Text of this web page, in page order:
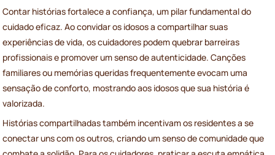
Contar histórias fortalece a confiança, um pilar fundamental do
cuidado eficaz. Ao convidar os idosos a compartilhar suas
experiências de vida, os cuidadores podem quebrar barreiras
profissionais e promover um senso de autenticidade. Canções
familiares ou memórias queridas frequentemente evocam uma
sensação de conforto, mostrando aos idosos que sua história é
valorizada.
Histórias compartilhadas também incentivam os residentes a se
conectar uns com os outros, criando um senso de comunidade que